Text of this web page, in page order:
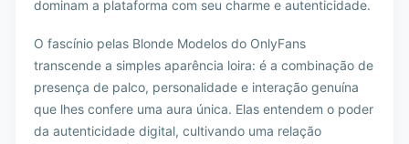
dominam a plataforma com seu charme e autenticidade.
O fascínio pelas Blonde Modelos do OnlyFans
transcende a simples aparência loira: é a combinação de
presença de palco, personalidade e interação genuína
que lhes confere uma aura única. Elas entendem o poder
da autenticidade digital, cultivando uma relação